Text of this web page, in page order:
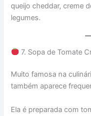
queijo cheddar, creme
legumes.
7. Sopa de Tomate
Muito famosa na
também aparece
Ela é preparada com